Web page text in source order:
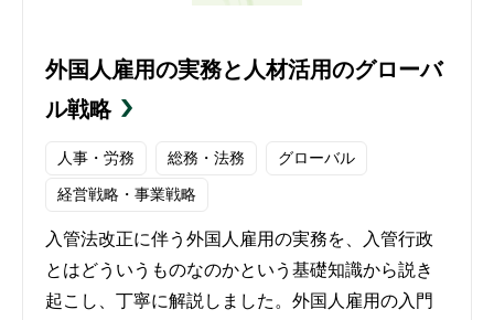
外国人雇用の実務と人材活用のグローバ
ル戦略
人事・労務 総務・法務 グローバル
経営戦略・事業戦略
入管法改正に伴う外国人雇用の実務を、入管行政
とはどういうものなのかという基礎知識から説き
起こし、丁寧に解説しました。外国人雇用の入門